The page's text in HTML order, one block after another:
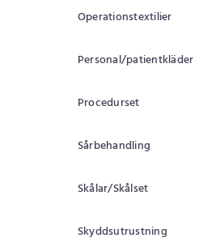
Operationstextilier
Personal/patientkläder
Procedurset
Sårbehandling
Skålar/Skålset
Skyddsutrustning